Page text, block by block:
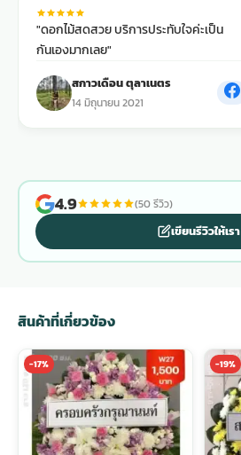
พวงดอกไม้งานศพ
tpdecorate ปูพื้น
"ดอกไม้สดสวย บริการประทับใจค่ะเป็น
กันเองมากเลย"
สกาวเดือน ตุลาเนตร
14 มิถุนายน 2021
4.9 (50 รีวิว)
เขียนรีวิวให้เรา
สินค้าที่เกี่ยวข้อง
-17% -19%